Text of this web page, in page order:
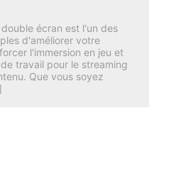
écran est l'un des
d'améliorer votre
l'immersion en jeu et
travail pour le streaming
Que vous soyez